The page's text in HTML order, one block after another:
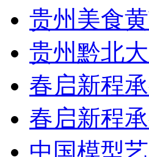
贵州美食
贵州黔北
春启新程
春启新程
中国模型